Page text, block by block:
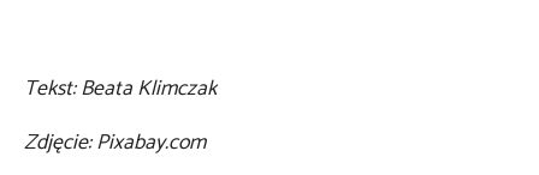
Tekst: Beata Klimczak
Zdjęcie: Pixabay.com